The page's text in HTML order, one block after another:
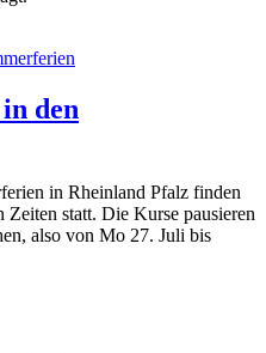
den
in Rheinland Pfalz finden
Zeiten statt. Die Kurse pausieren
also von Mo 27. Juli bis